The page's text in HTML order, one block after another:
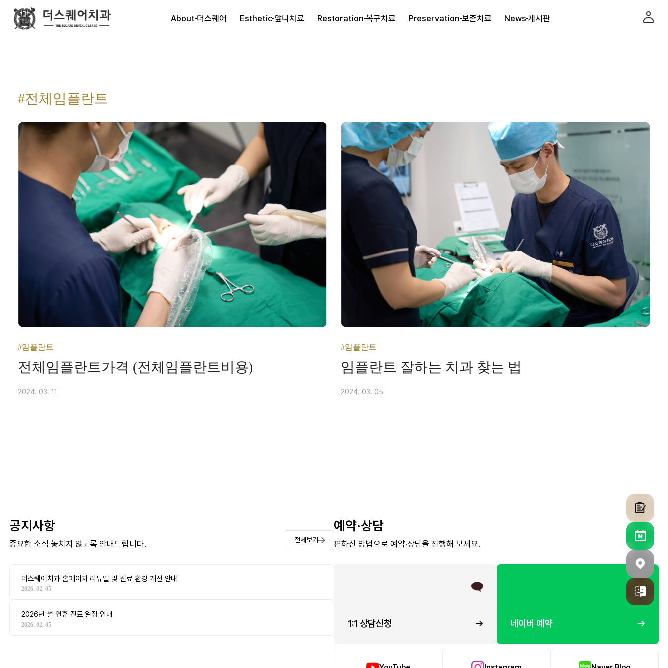
About더스퀘어 Esthetic앞니치료 Restoration 복구치료 Preservation 보존치료 News 게시판
#전체임플란트
#임플란트
전체임플란트가격 (전체임플란트비용)
2024. 03. 11
#임플란트
임플란트 잘하는 치과 찾는 법
2024. 03. 05
공지사항
중요한 소식 놓치지 않도록 안내드립니다. 전체보기
더스퀘어치과 홈페이지 리뉴얼 및 진료 환경 개선 안내
2026. 02. 05
2026년 설 연휴 진료 일정 안내
2026. 02. 05
예약·상담
편하신 방법으로 예약·상담을 진행해 보세요.
1:1 상담신청 네이버 예약